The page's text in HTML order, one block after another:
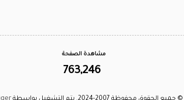
مشاهدة الصفحة
763,246